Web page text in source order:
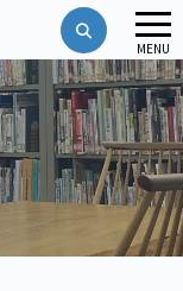
メ
ニ
ュ
ー
MENU